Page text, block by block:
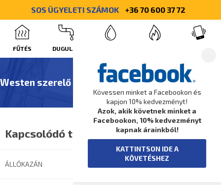
Kövessen minket a Facebookon és
kapjon 10% kedvezményt!
Azok, akik követnek minket a
Facebookon, 10% kedvezményt
kapnak árainkból!
KATTINTSON IDE A
KÖVETÉSHEZ
SOS ÜGYELETI SZÁMOK +36 70 600 37 72
FŰTÉS DUGULÁS
Westen szerelő
Kapcsolódó témák
ÁLLÓKAZÁN